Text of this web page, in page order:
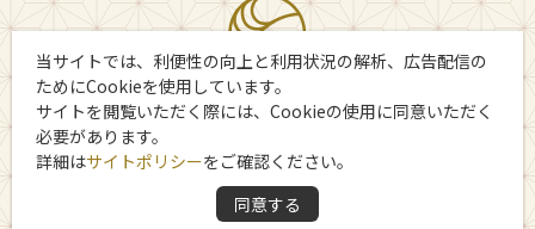
Copyright 日光市観光協会
当サイトでは、利便性の向上と利用状況の解析、広告配信の
ためにCookieを使用しています。
サイトを閲覧いただく際には、Cookieの使用に同意いただく
必要があります。
詳細はサイトポリシーをご確認ください。
同意する